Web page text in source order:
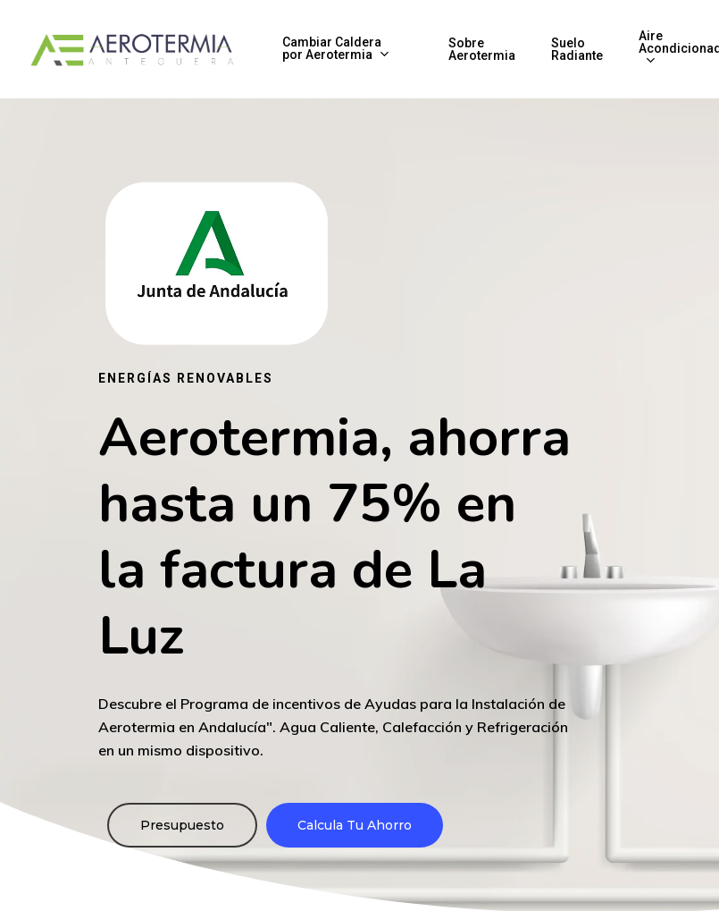
Cambiar Caldera
por Aerotermia
Sobre
Aerotermia
Suelo
Radiante
Aire
ENERGÍAS RENOVABLES
Aerotermia, ahorra
hasta un 75% en
la factura de La
Luz
Descubre el Programa de incentivos de Ayudas para la Instalación de
Aerotermia en Andalucía". Agua Caliente, Calefacción y Refrigeración
en un mismo dispositivo.
Presupuesto Calcula Tu Ahorro